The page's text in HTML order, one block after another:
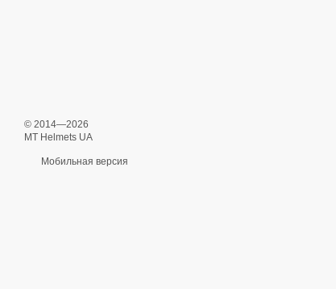
© 2014—2026
MT Helmets UA
Мобильная версия